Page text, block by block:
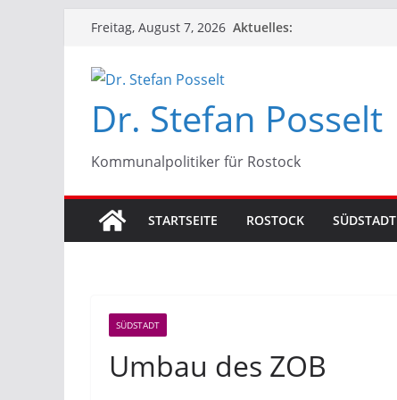
Zum
springen
Freitag, August 7, 2026 Aktuelles:
Dr. Stefan Posselt
Kommunalpolitiker für Rostock
STARTSEITE ROSTOCK SÜDSTADT
SÜDSTADT
Umbau des ZOB